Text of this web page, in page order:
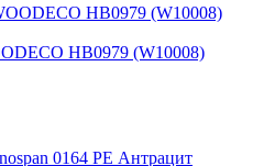
HB0979 (W10008)